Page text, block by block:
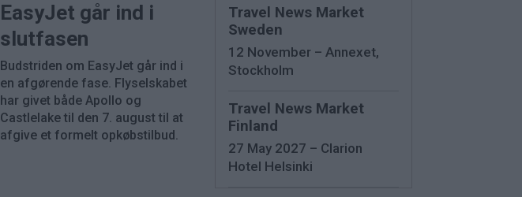
EasyJet går ind i
slutfasen
Budstriden om EasyJet går ind i
en afgørende fase. Flyselskabet
har givet både Apollo og
Castlelake til den 7. august til at
afgive et formelt opkøbstilbud.
Travel News Market
Sweden
12 November – Annexet,
Stockholm
Travel News Market
Finland
27 May 2027 – Clarion
Hotel Helsinki